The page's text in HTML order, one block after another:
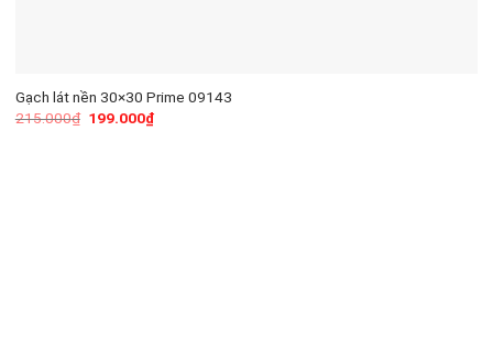
Gạch lát nền 30×30 Prime 09143
215.000₫ 199.000₫